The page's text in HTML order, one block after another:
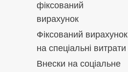
фіксований
вирахунок
Фіксований вирахунок
на спеціальні витрати
Внески на соціальне